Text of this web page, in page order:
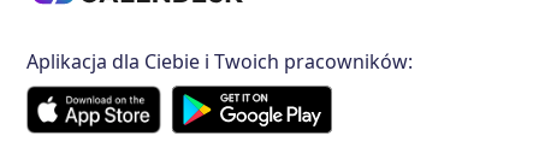
Aplikacja dla Ciebie i Twoich pracowników: